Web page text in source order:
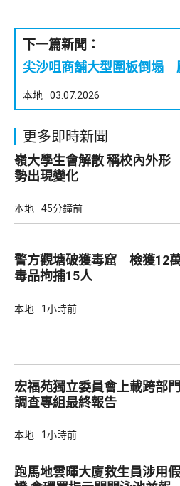
下一篇新聞：
尖沙咀商舖大型圍板倒塌
本地 03.07.2026
更多即時新聞
嶺大學生會解散 稱校內外形
勢出現變化
本地 45分鐘前
警方觀塘破獲毒窟 檢獲12
毒品拘捕15人
本地 1小時前
宏福苑獨立委員會上載跨部門
調查專組最終報告
本地 1小時前
跑馬地雲暉大廈救生員涉用假